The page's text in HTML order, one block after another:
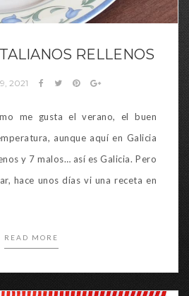
RELLENOS
2021
me gusta el verano, el buen
aunque aquí en Galicia
y 7 malos… así es Galicia. Pero
hace unos días vi una receta en
READ MORE